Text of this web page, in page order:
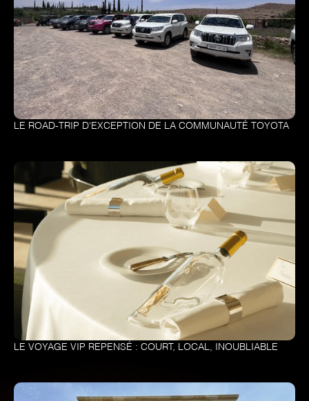
LE ROAD-TRIP D'EXCEPTION DE LA COMMUNAUTÉ TOYOTA
LE VOYAGE VIP REPENSÉ : COURT, LOCAL, INOUBLIABLE